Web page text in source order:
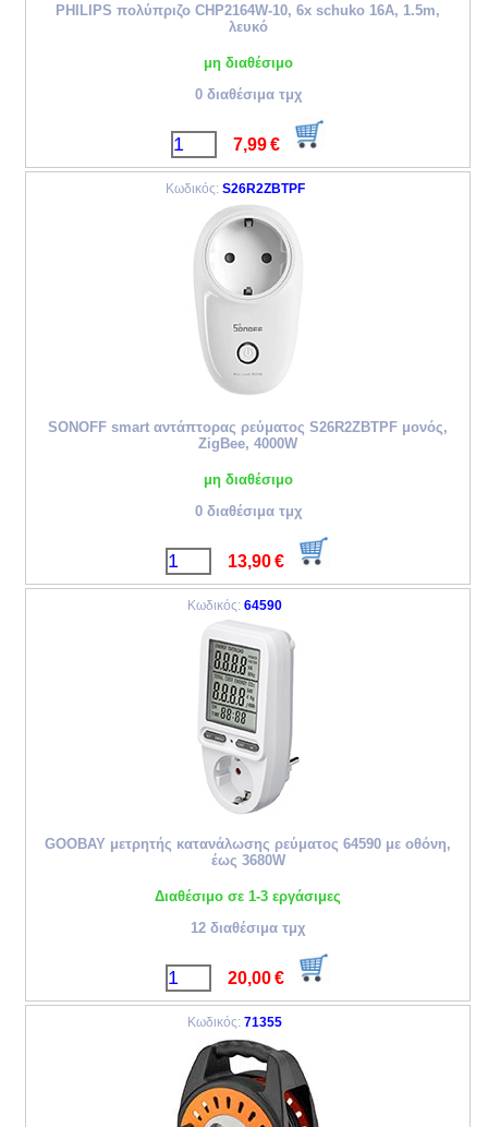
PHILIPS πολύπριζο CHP2164W-10, 6x schuko 16A, 1.5m,
λευκό
μη διαθέσιμο
0 διαθέσιμα τμχ
7,99 €
Κωδικός: S26R2ZBTPF
SONOFF smart αντάπτορας ρεύματος S26R2ZBTPF μονός,
ZigBee, 4000W
μη διαθέσιμο
0 διαθέσιμα τμχ
13,90€
Κωδικός: 64590
GOOBAY μετρητής κατανάλωσης ρεύματος 64590 με οθόνη,
έως 3680W
Διαθέσιμο σε 1-3 εργάσιμες
12 διαθέσιμα τμχ
20,00€
Κωδικός: 71355